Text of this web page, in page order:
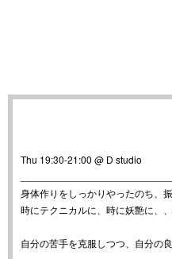
Thu 19:30-21:00 @ D studio
身体作りをしっかりやったのち、
時にテクニカルに、時に妖艶に、
自分の苦手を克服しつつ、自分の